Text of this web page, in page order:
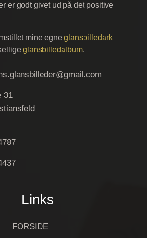
er godt givet ud på det positive
mine egne glansbilledark
glansbilledalbum.
31
Links
FORSIDE